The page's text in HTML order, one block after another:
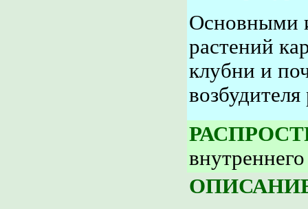
Основными
растений
клубни и